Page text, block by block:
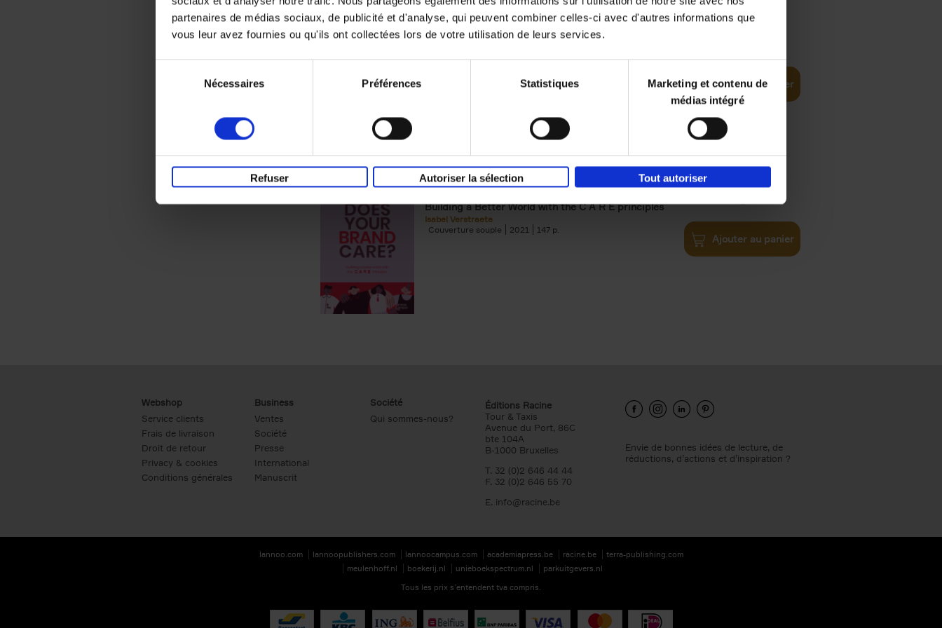
partenaires de médias sociaux, de publicité et d'analyse, qui peuvent combiner celles-ci avec d'autres informations que
vous leur avez fournies ou qu'ils ont collectées lors de votre utilisation de leurs services.
Nécessaires Préférences Statistiques
Marketing et contenu de
médias intégré
Refuser Autoriser la sélection Tout autoriser
Building Bonds = Building Business
Ajouter au panier
Does Your Brand Care?
Building a Better World with the C A R E principles
Isabel Verstraete
Couverture souple
2021 147
€34,99
Ajouter au panier
Webshop
Service clients
Frais de livraison
Droit de retour
Privacy & cookies
Conditions générales
Business
Ventes
Société
Presse
International
Manuscrit
Société
Qui sommes-nous?
Éditions Racine
Tour & Taxis
Avenue du Port, 86C
bte 104A
B-1000 Bruxelles
T. 32 (0)2 646 44 44
F. 32 (0)2 646 55 70
E. info@racine.be
Envie de bonnes idées de lecture, de
réductions, d’actions et d’inspiration ?
lannoo.com lannoopublishers.com lannoocampus.com academiapress.be racine.be
terra-publishing.com
meulenhoff.nl
boekerij.nl unieboekspectrum.nl
parkuitgevers.nl
Tous les prix s’entendent tva compris.